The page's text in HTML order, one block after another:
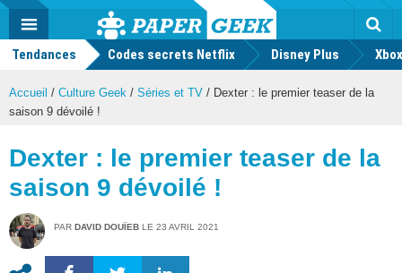
Actu
geek
MENU
Tendances Codes secrets Netflix Disney Plus
Accueil / Culture Geek / Séries et TV / Dexter : le premier teaser de la
saison 9 dévoilé !
Dexter : le premier teaser de la
saison 9 dévoilé !
PAR DAVID DOUÏEB LE 23 AVRIL 2021
Mode
FacebookTwitter Youtube